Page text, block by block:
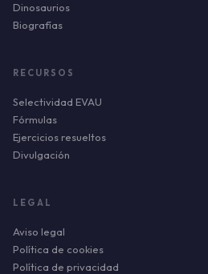
Dinosaurios
Biografías
RECURSOS
Selectividad EVAU
Fórmulas
Ejercicios resueltos
Divulgación
LEGAL
Aviso legal
Política de cookies
Política de privacidad